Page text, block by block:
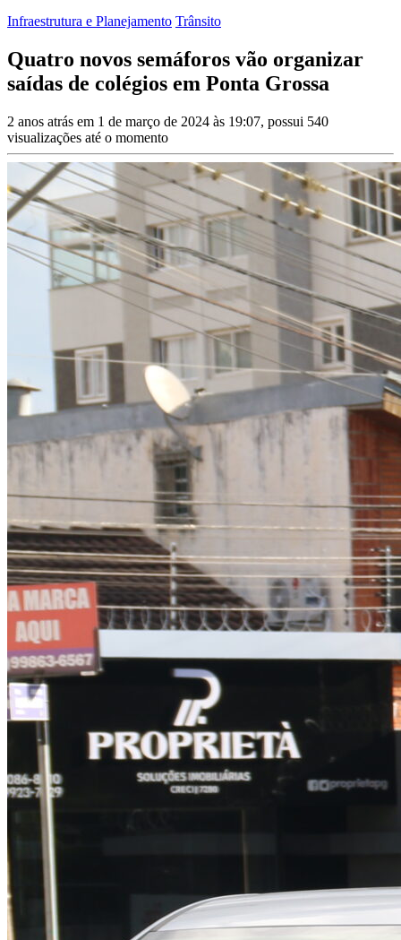
Infraestrutura e Planejamento Trânsito
Quatro novos semáforos vão organizar
saídas de colégios em Ponta Grossa
2 anos atrás em 1 de março de 2024 às 19:07, possui 540
visualizações até o momento